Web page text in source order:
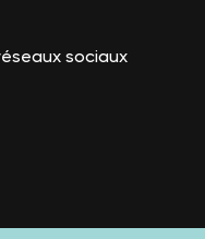
sociaux